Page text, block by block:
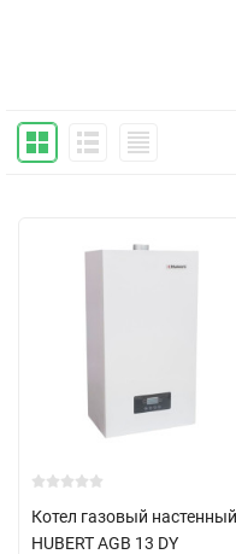
Котел газовый настенный
HUBERT AGB 13 DY